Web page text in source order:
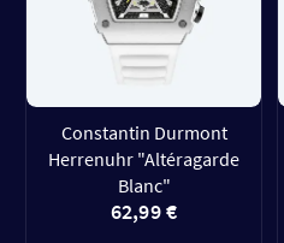
Constantin Durmont
Herrenuhr "Altéragarde
Blanc"
62,99 €